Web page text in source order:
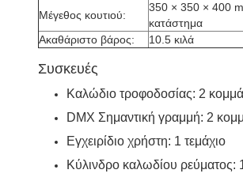
Μέγεθος κουτιού:
350 × 350 × 400
κατάστημα
Ακαθάριστο βάρος:
10.5 κιλά
Συσκευές
Καλώδιο τροφοδοσίας: 2
DMX Σημαντική γραμμή: 2
Εγχειρίδιο χρήστη: 1 τεμάχιο
Κύλινδρο καλωδίου